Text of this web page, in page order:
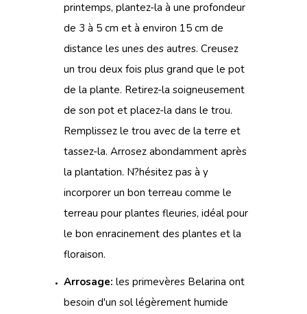
printemps, plantez-la à une profondeur
de 3 à 5 cm et à environ 15 cm de
distance les unes des autres. Creusez
un trou deux fois plus grand que le pot
de la plante. Retirez-la soigneusement
de son pot et placez-la dans le trou.
Remplissez le trou avec de la terre et
tassez-la. Arrosez abondamment après
la plantation. N?hésitez pas à y
incorporer un bon terreau comme le
terreau pour plantes fleuries, idéal pour
le bon enracinement des plantes et la
floraison.
Arrosage: les primevères Belarina ont
besoin d'un sol légèrement humide